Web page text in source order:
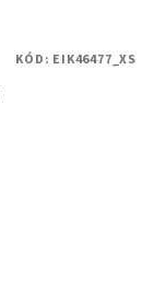
KÓD: EIK46477_XS